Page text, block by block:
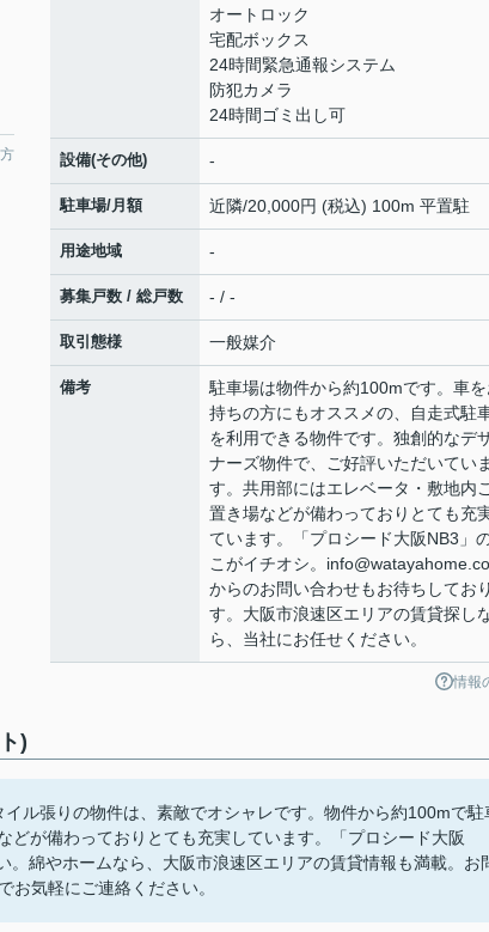
オートロック
宅配ボックス
24時間緊急通報システム
防犯カメラ
24時間ゴミ出し可
設備(その他) -
駐車場/月額 近隣/20,000円 (税込) 100m 平置駐
用途地域 -
募集戸数 / 総戸数 - / -
取引態様 一般媒介
備考
駐車場は物件から約100mです。車を
持ちの方にもオススメの、自走式駐
を利用できる物件です。独創的なデ
ナーズ物件で、ご好評いただいていま
す。共用部にはエレベータ・敷地内
置き場などが備わっておりとても充
ています。「プロシード大阪NB3」
こがイチオシ。
からのお問い合わせもお待ちしてお
す。大阪市浪速区エリアの賃貸探し
ら、当社にお任せください。
情報
)
ル張りの物件は、素敵でオシャレです。物件から約100mで駐
が備わっておりとても充実しています。「プロシード大阪
綿やホームなら、大阪市浪速区エリアの賃貸情報も満載。お
気軽にご連絡ください。